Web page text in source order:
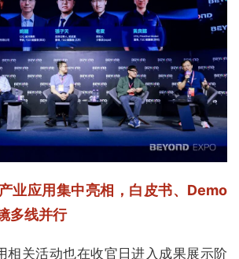
业应用集中亮相， 白皮书、Demo
多线并行
相关活动也在收官日进入成果展示阶